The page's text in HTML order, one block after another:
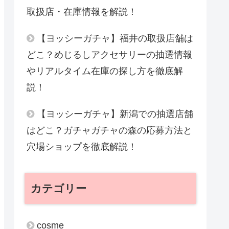
取扱店・在庫情報を解説！
【ヨッシーガチャ】福井の取扱店舗は
どこ？めじるしアクセサリーの抽選情報
やリアルタイム在庫の探し方を徹底解
説！
【ヨッシーガチャ】新潟での抽選店舗
はどこ？ガチャガチャの森の応募方法と
穴場ショップを徹底解説！
カテゴリー
cosme